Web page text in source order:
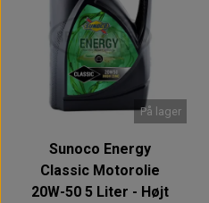
På lager
Sunoco Energy
Classic Motorolie
20W-50 5 Liter - Højt